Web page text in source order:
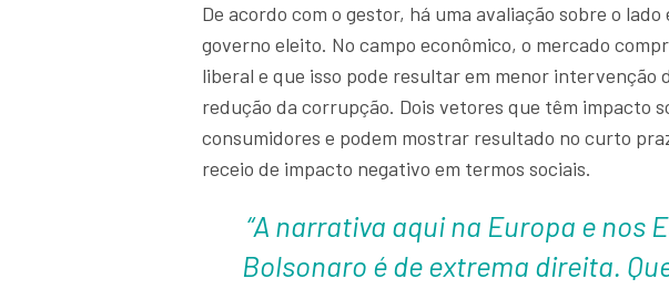
De acordo com o gestor, há uma avaliação sobre o
governo eleito. No campo econômico, o mercado
liberal e que isso pode resultar em menor intervenção
redução da corrupção. Dois vetores que têm impacto
consumidores e podem mostrar resultado no curto
receio de impacto negativo em termos sociais.
“A narrativa aqui na Europa e nos
Bolsonaro é de extrema direita.